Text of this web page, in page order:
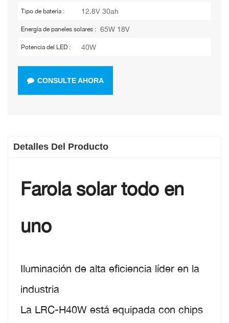
Tipo de batería : 12.8V 30ah
Energía de paneles solares : 65W 18V
Potencia del LED : 40W
CONSULTE AHORA
Detalles Del Producto
Farola solar todo en
uno
Iluminación de alta eficiencia líder en la
industria
La LRC-H40W está equipada con chips